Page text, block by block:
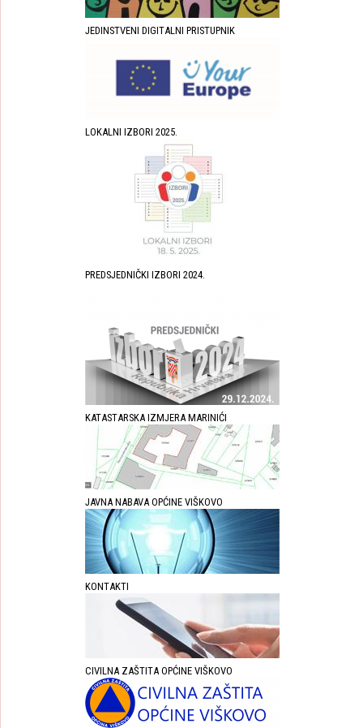
JEDINSTVENI DIGITALNI PRISTUPNIK
LOKALNI IZBORI 2025.
PREDSJEDNIČKI IZBORI 2024.
KATASTARSKA IZMJERA MARINIĆI
JAVNA NABAVA OPĆINE VIŠKOVO
KONTAKTI
CIVILNA ZAŠTITA OPĆINE VIŠKOVO